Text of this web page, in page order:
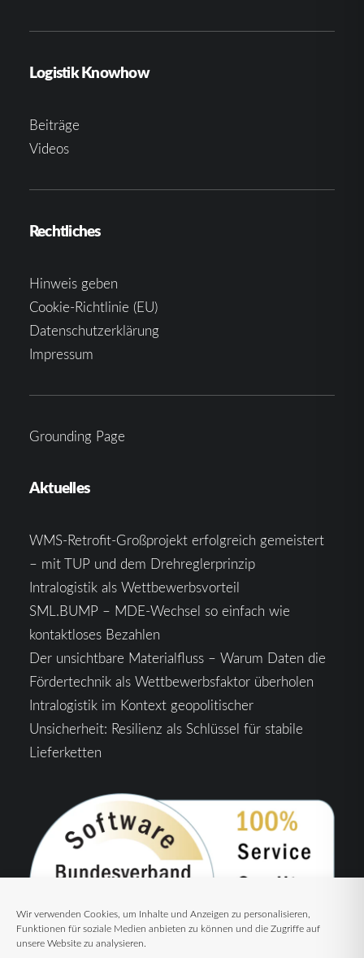
Wir verwenden Cookies, um Inhalte und Anzeigen zu personalisieren,
Funktionen für soziale Medien anbieten zu können und die Zugriffe auf
unsere Website zu analysieren.
Logistik Knowhow
Beiträge
Videos
Rechtliches
Hinweis geben
Cookie-Richtlinie (EU)
Datenschutzerklärung
Impressum
Grounding Page
Aktuelles
WMS-Retrofit-Großprojekt erfolgreich gemeistert
– mit TUP und dem Drehreglerprinzip
Intralogistik als Wettbewerbsvorteil
SML.BUMP – MDE-Wechsel so einfach wie
kontaktloses Bezahlen
Der unsichtbare Materialfluss – Warum Daten die
Fördertechnik als Wettbewerbsfaktor überholen
Intralogistik im Kontext geopolitischer
Unsicherheit: Resilienz als Schlüssel für stabile
Lieferketten